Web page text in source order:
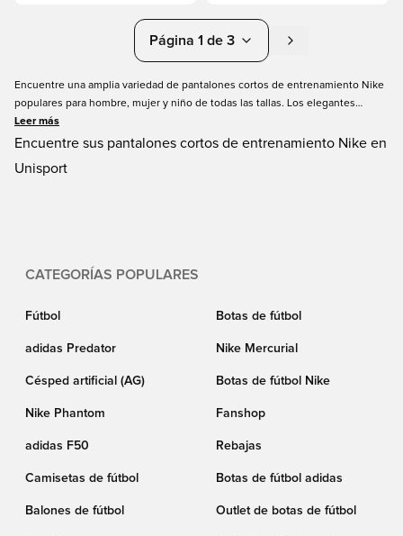
Página 1 de 3
Encuentre una amplia variedad de pantalones cortos de entrenamiento Nike
populares para hombre, mujer y niño de todas las tallas. Los elegantes
pantalones cortos de entrenamiento Nike se pueden utilizar en muchas
ocasiones, tanto para hacer deporte como para el día a día. Tenemos
comprar en diferentes combinaciones de colores. Pida sus nuevos
Leer más
Encuentre sus pantalones cortos de entrenamiento Nike en
Unisport
CATEGORÍAS POPULARES
Fútbol Botas de fútbol
adidas Predator Nike Mercurial
Césped artificial (AG) Botas de fútbol Nike
Nike Phantom Fanshop
adidas F50 Rebajas
Camisetas de fútbol Botas de fútbol adidas
Balones de fútbol Outlet de botas de fútbol